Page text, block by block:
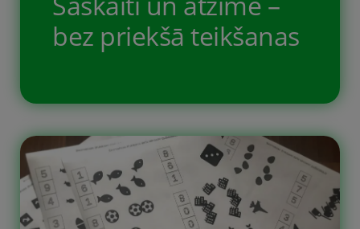
bez priekšā teikšanas
Bērns ir izaudzis no saskaiti un
atzīmē, tas uzdevums ir pārāk viegls
priekš viņa, tāpēc bija nepieciešams